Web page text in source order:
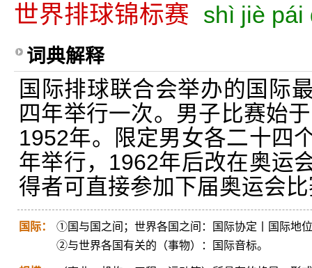
世界排球锦标赛 shì jiè pái
词典解释
国际排球联合会举办的国际
四年举行一次。男子比赛始
1952年。限定男女各二十四
年举行，1962年后改在奥运
得者可直接参加下届奥运会
国际：
①国与国之间；世界各国之间：国际协定丨国际地
②与世界各国有关的（事物）：国际音标。